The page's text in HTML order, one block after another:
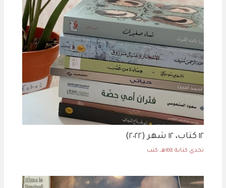
١٢ كتاب، ١٢ شهر (٢٠٢٢)
تحدي كتابة ١٤٤٤هـ , كتب